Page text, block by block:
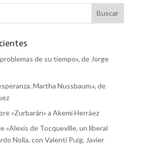
de su tiempo», de Jorge
Martha Nussbaum.», de
«Zurbarán» a Akemi Herráez
«Alexis de Tocqueville, un liberal
Nolla, con Valentí Puig, Javier